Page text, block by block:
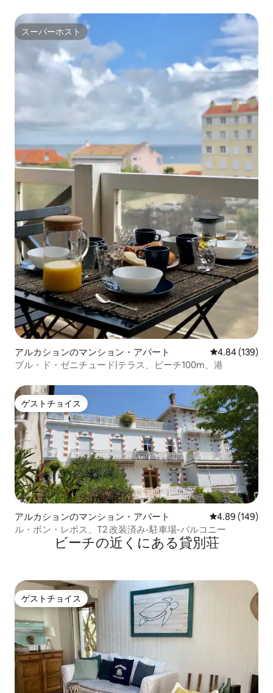
スーパーホスト
スーパーホスト
アルカションのマンション・アパート レビュー139
4.84 (139)
ブル・ド・ゼニチュード|テラス、ビーチ100m、港
ゲストチョイス
ゲストチョイス
アルカションのマンション・アパート レビュー149
4.89 (149)
ル・ボン・レポス、T2 改装済み-駐車場-バルコニー
ビーチの近くにある貸別荘
ゲストチョイス
ゲストチョイス